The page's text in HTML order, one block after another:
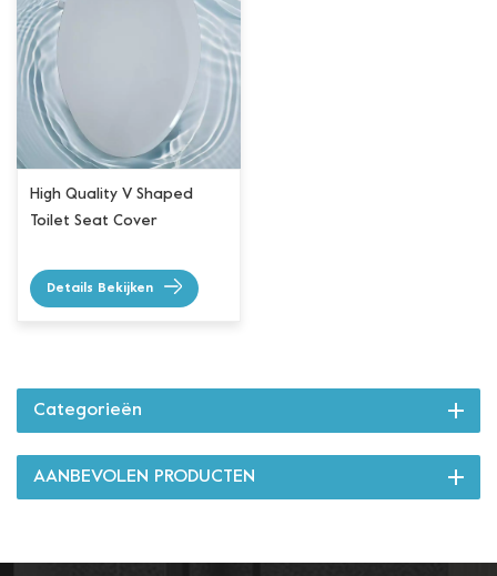
High Quality V Shaped
Toilet Seat Cover
Details Bekijken
Categorieën
AANBEVOLEN PRODUCTEN